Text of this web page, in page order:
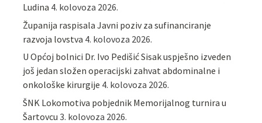
Ludina 4. kolovoza 2026.
Županija raspisala Javni poziv za sufinanciranje
razvoja lovstva 4. kolovoza 2026.
U Općoj bolnici Dr. Ivo Pedišić Sisak uspješno izveden
još jedan složen operacijski zahvat abdominalne i
onkološke kirurgije 4. kolovoza 2026.
ŠNK Lokomotiva pobjednik Memorijalnog turnira u
Šartovcu 3. kolovoza 2026.